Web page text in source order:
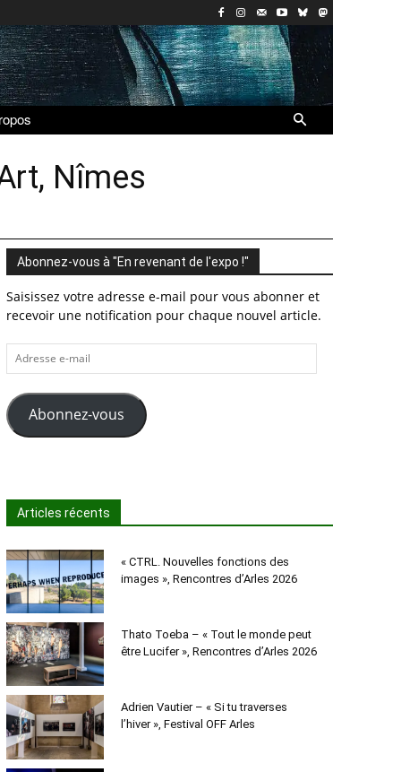
Nîmes
Abonnez-vous à "En revenant de l'expo !"
Saisissez votre adresse e-mail pour vous abonner et
recevoir une notification pour chaque nouvel article.
Adresse
e-
mail
Abonnez-vous
Articles récents
« CTRL. Nouvelles fonctions des
images », Rencontres d’Arles 2026
Thato Toeba – « Tout le monde peut
être Lucifer », Rencontres d’Arles 2026
Adrien Vautier – « Si tu traverses
l’hiver », Festival OFF Arles